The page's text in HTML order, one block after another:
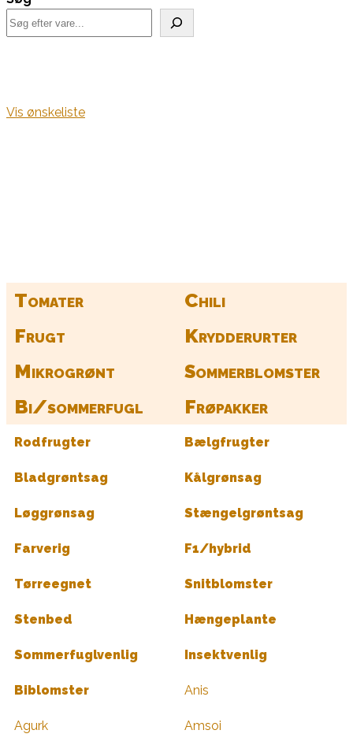
Vis ønskeliste
Tomater
Chili
Frugt
Krydderurter
Mikrogrønt
Sommerblomster
Bi/sommerfugl
Frøpakker
Rodfrugter Bælgfrugter
Bladgrøntsag Kålgrønsag
Løggrønsag Stængelgrøntsag
Farverig F1/hybrid
Tørreegnet Snitblomster
Stenbed Hængeplante
Sommerfuglvenlig Insektvenlig
Biblomster Anis
Agurk Amsoi